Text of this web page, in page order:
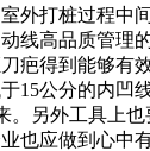
外打桩过程
线高品质管
疤得到能够
15公分的内
另外工具上
也应做到心